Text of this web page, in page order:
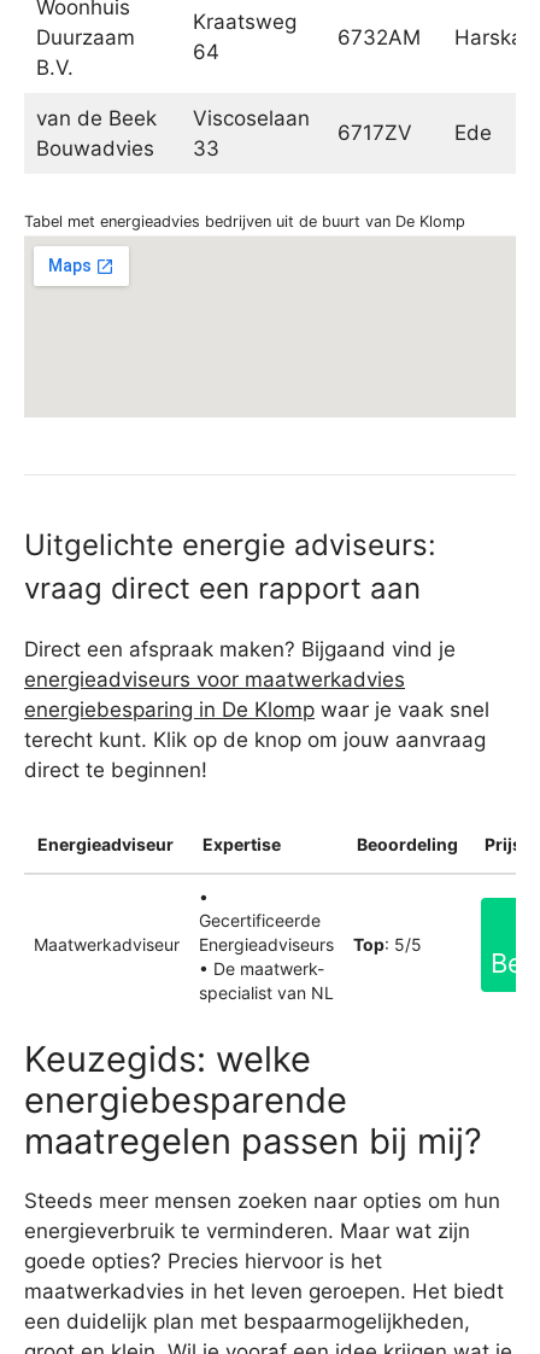
Woonhuis
Duurzaam
B.V.
Kraatsweg
64
6732AM
van de Beek
Bouwadvies
Viscoselaan
33
6717ZV Ede
Tabel met energieadvies bedrijven uit de buurt van De Klomp
Uitgelichte energie adviseurs:
vraag direct een rapport aan
Direct een afspraak maken? Bijgaand vind je
energieadviseurs voor maatwerkadvies
energiebesparing in De Klomp waar je vaak snel
terecht kunt. Klik op de knop om jouw aanvraag
direct te beginnen!
Energieadviseur Expertise Beoordeling
Maatwerkadviseur
•
Gecertificeerde
Energieadviseurs
• De maatwerk-
specialist van NL
Top: 5/5
Keuzegids: welke
energiebesparende
maatregelen passen bij mij?
Steeds meer mensen zoeken naar opties om hun
energieverbruik te verminderen. Maar wat zijn
goede opties? Precies hiervoor is het
maatwerkadvies in het leven geroepen. Het biedt
een duidelijk plan met bespaarmogelijkheden,